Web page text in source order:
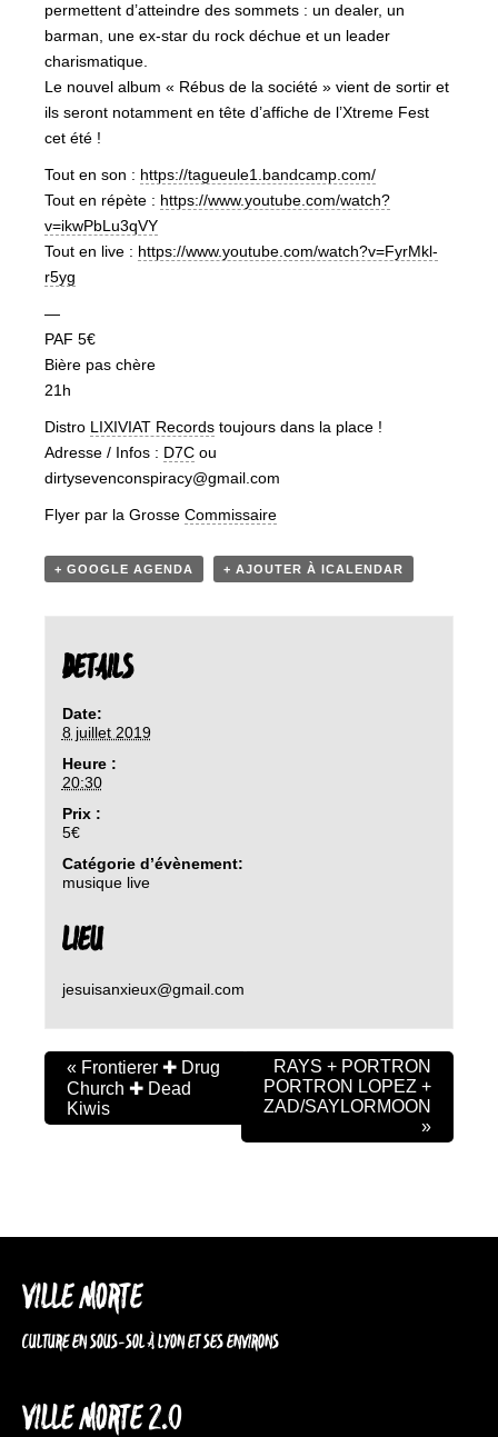
permettent d’atteindre des sommets : un dealer, un
barman, une ex-star du rock déchue et un leader
charismatique.
Le nouvel album « Rébus de la société » vient de sortir et
ils seront notamment en tête d’affiche de l’Xtreme Fest
cet été !
Tout en son : https://tagueule1.bandcamp.com/
Tout en répète : https://www.youtube.com/watch?
v=ikwPbLu3qVY
Tout en live : https://www.youtube.com/watch?v=FyrMkl-
r5yg
—
PAF 5€
Bière pas chère
21h
Distro LIXIVIAT Records toujours dans la place !
Adresse / Infos : D7C ou
dirtysevenconspiracy@gmail.com
Flyer par la Grosse Commissaire
+ GOOGLE AGENDA + AJOUTER À ICALENDAR
DETAILS
Date:
8 juillet 2019
Heure :
20:30
Prix :
5€
Catégorie d’évènement:
musique live
LIEU
jesuisanxieux@gmail.com
« Frontierer ✚ Drug
Church ✚ Dead
Kiwis
RAYS + PORTRON
PORTRON LOPEZ +
ZAD/SAYLORMOON
»
VILLE MORTE
CULTURE EN SOUS-SOL À LYON ET SES ENVIRONS
VILLE MORTE 2.0